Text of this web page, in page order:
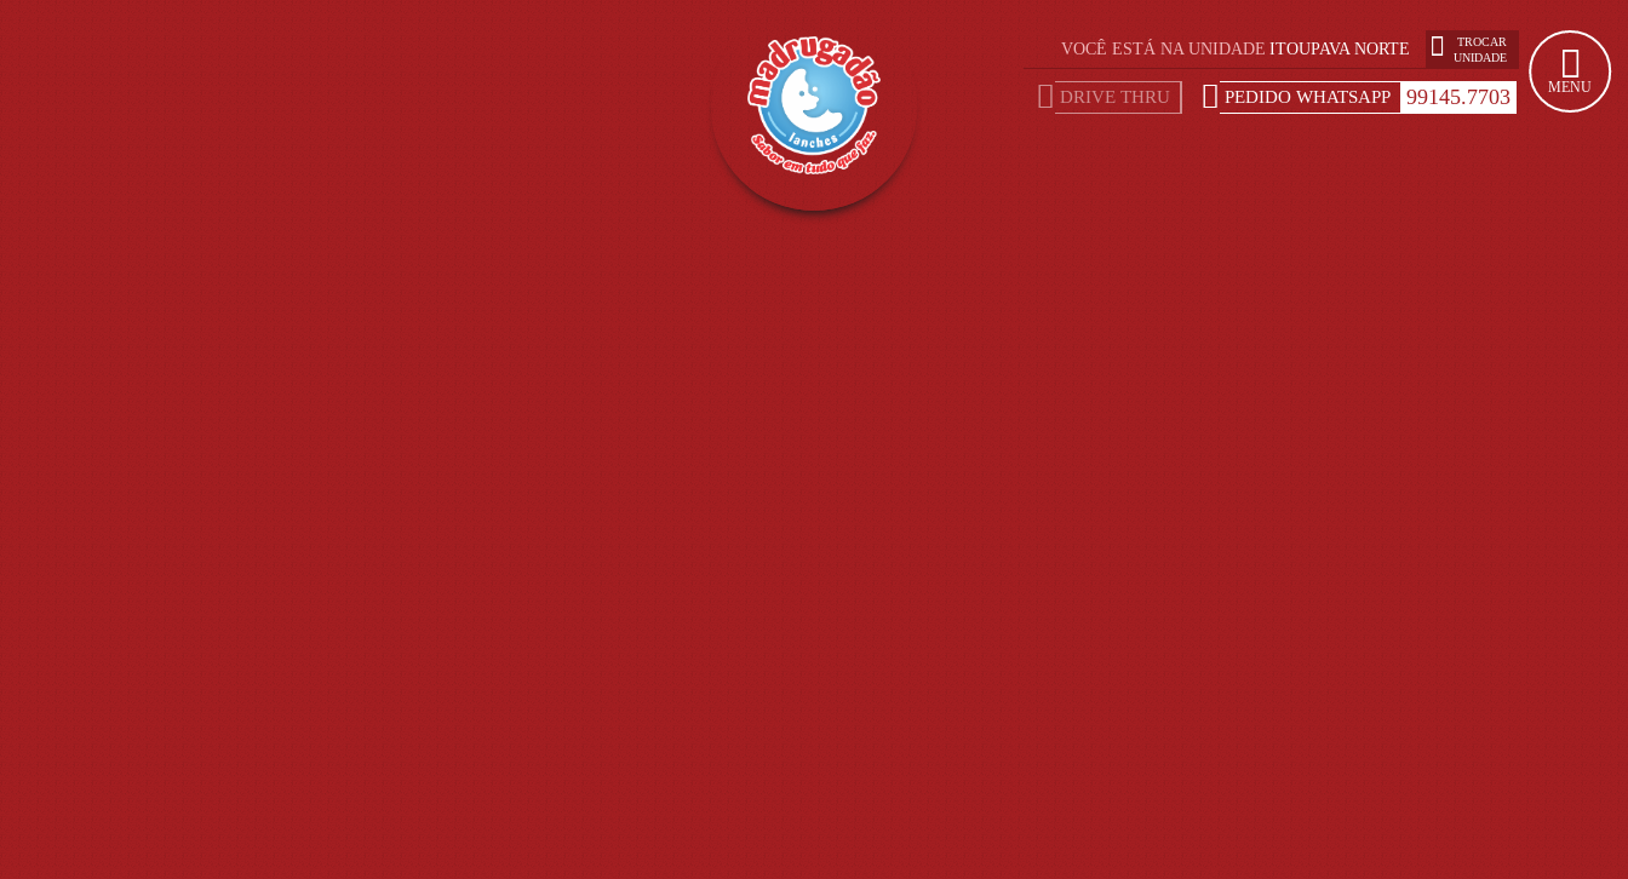
MENU
VOCÊ ESTÁ NA UNIDADE ITOUPAVA NORTE
TROCAR
UNIDADE
DRIVE THRU PEDIDO WHATSAPP 99145.7703